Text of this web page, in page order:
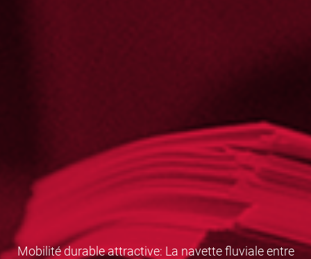
Mobilité durable attractive: La navette fluviale entre